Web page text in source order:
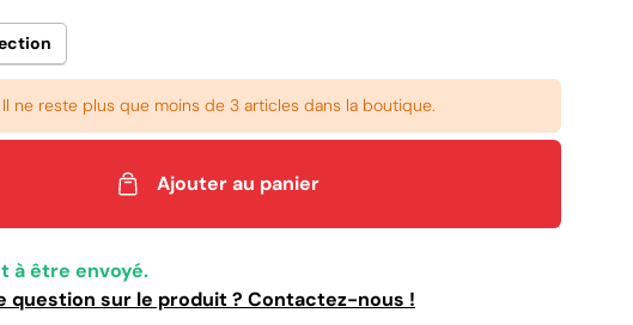
Il ne reste plus que moins de 3 articles dans la boutique.
Ajouter au panier
à être envoyé.
question sur le produit ? Contactez-nous !